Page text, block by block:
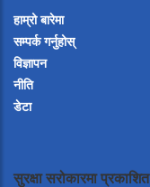
हाम्रो बारेमा
सम्पर्क गर्नुहोस्
विज्ञापन
नीति
डेटा
सुरक्षा सरोकारमा